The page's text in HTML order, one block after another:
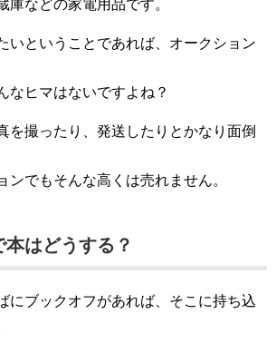
庫などの家電用品です。
いということであれば、オークション
なヒマはないですよね？
を撮ったり、発送したりとかなり面倒
ンでもそんな高くは売れません。
はどうする？
にブックオフがあれば、そこに持ち込